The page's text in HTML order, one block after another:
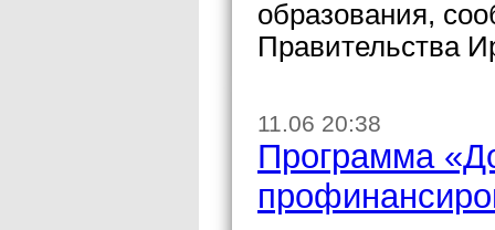
образования,
Правительства
11.06 20:38
Программа